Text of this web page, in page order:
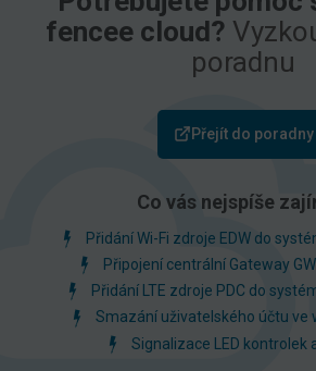
fencee cloud?
poradnu
Přejít do poradny
Co vás nejspíše
Přidání Wi-Fi zdroje EDW do
Připojení centrální Gateway
Přidání LTE zdroje PDC do
Smazání uživatelského účtu ve
Signalizace LED kontrolek